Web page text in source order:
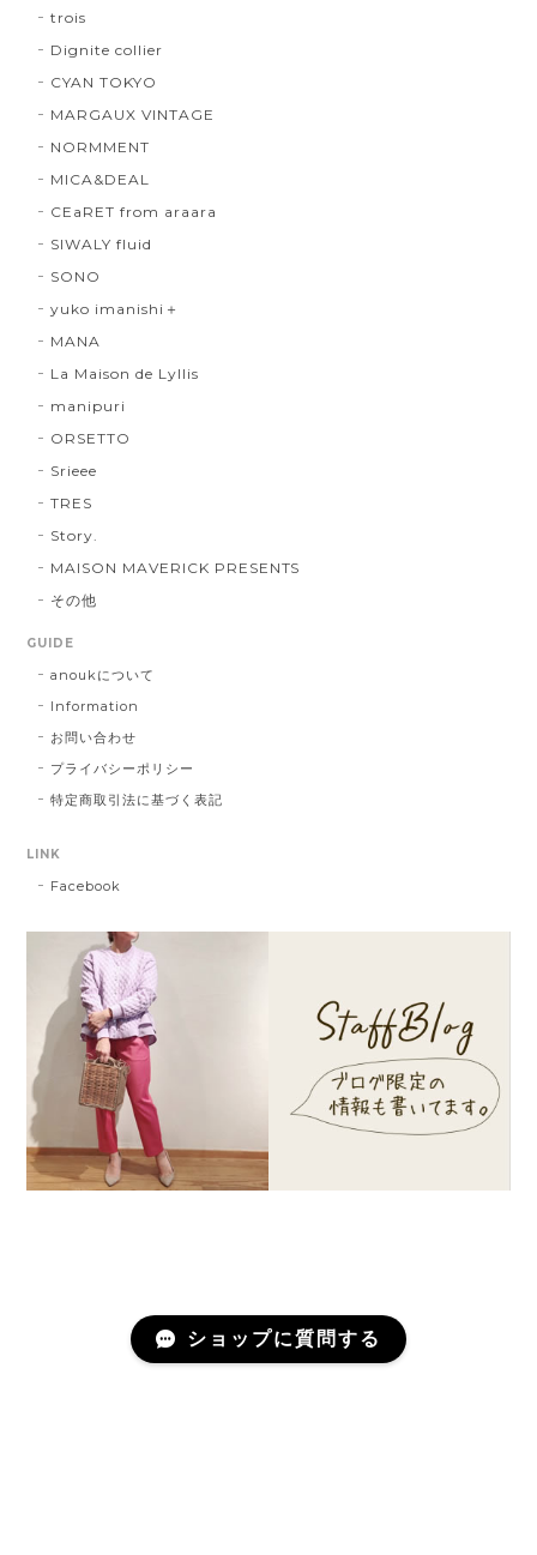
trois
Dignite collier
CYAN TOKYO
MARGAUX VINTAGE
NORMMENT
MICA&DEAL
CEaRET from araara
SIWALY fluid
SONO
yuko imanishi＋
MANA
La Maison de Lyllis
manipuri
ORSETTO
Srieee
TRES
Story.
MAISON MAVERICK PRESENTS
その他
GUIDE
anoukについて
Information
お問い合わせ
プライバシーポリシー
特定商取引法に基づく表記
LINK
Facebook
ショップに質問する